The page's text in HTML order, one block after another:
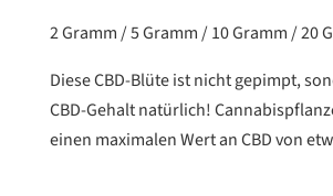
2 Gramm / 5 Gramm / 10 Gramm / 20
Diese CBD-Blüte ist nicht gepimpt,
CBD-Gehalt natürlich!
einen maximalen Wert an CBD von